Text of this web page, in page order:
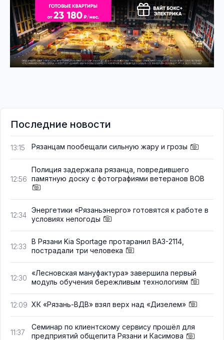
Последние новости
13:15 Рязанцам пообещали сильную жару и грозы
12:56
Полиция задержала рязанца, повредившего
памятную доску с фотографиями ветеранов ВОВ
12:34
Энергетики «Рязаньэнерго» готовятся к работе в
условиях непогоды
12:33
В Рязани Kia Sportage протаранил ВАЗ-2114,
пострадали три человека
12:30
«Лесновская мануфактура» завершила первый
модуль обучения бережливым технологиям
12:09 ХК «Рязань-ВДВ» взял верх над «Дизелем»
11:37
Семинар по клиентскому сервису прошёл для
предприятий общепита Рязани и Касимова